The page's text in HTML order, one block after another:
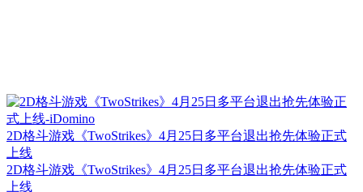
2D格斗游戏《TwoStrikes》4月25日多平台退出抢先体验正式
上线
2D格斗游戏《TwoStrikes》4月25日多平台退出抢先体验正式
上线